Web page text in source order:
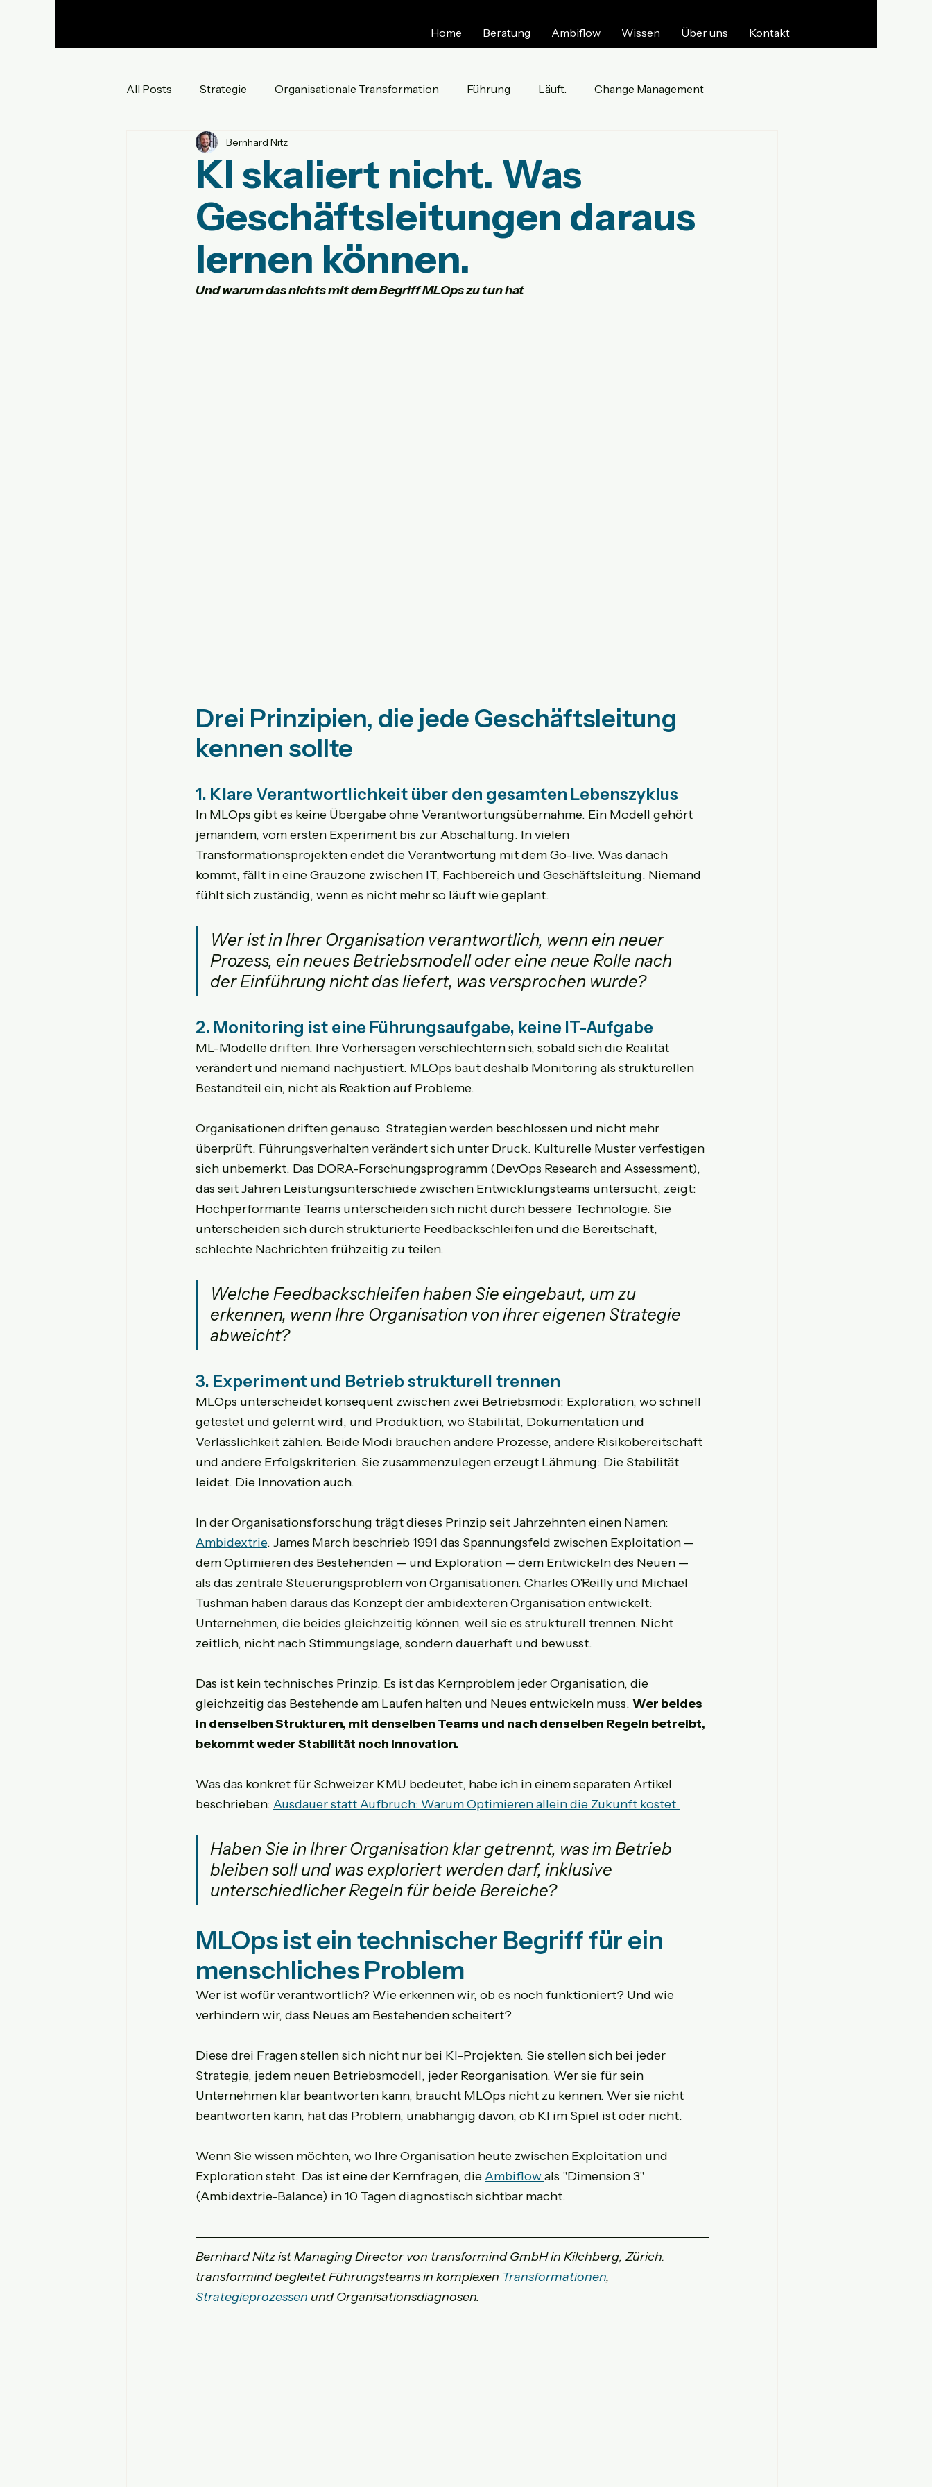
Home Beratung Ambiflow Wissen Über uns Kontakt
All Posts Strategie Organisationale Transformation Führung Läuft. Change Management
Innovation Mindset und Kultur
KI skaliert nicht. Was
Geschäftsleitungen daraus
lernen können.
Bernhard Nitz
Und warum das nichts mit dem Begriff MLOps zu tun hat
Drei Prinzipien, die jede Geschäftsleitung
kennen sollte
1. Klare Verantwortlichkeit über den gesamten Lebenszyklus
In MLOps gibt es keine Übergabe ohne Verantwortungsübernahme. Ein Modell gehört
jemandem, vom ersten Experiment bis zur Abschaltung. In vielen
Transformationsprojekten endet die Verantwortung mit dem Go-live. Was danach
kommt, fällt in eine Grauzone zwischen IT, Fachbereich und Geschäftsleitung. Niemand
fühlt sich zuständig, wenn es nicht mehr so läuft wie geplant.
Wer ist in Ihrer Organisation verantwortlich, wenn ein neuer
Prozess, ein neues Betriebsmodell oder eine neue Rolle nach
der Einführung nicht das liefert, was versprochen wurde?
2. Monitoring ist eine Führungsaufgabe, keine IT-Aufgabe
ML-Modelle driften. Ihre Vorhersagen verschlechtern sich, sobald sich die Realität
verändert und niemand nachjustiert. MLOps baut deshalb Monitoring als strukturellen
Bestandteil ein, nicht als Reaktion auf Probleme.
Organisationen driften genauso. Strategien werden beschlossen und nicht mehr
überprüft. Führungsverhalten verändert sich unter Druck. Kulturelle Muster verfestigen
sich unbemerkt. Das DORA-Forschungsprogramm (DevOps Research and Assessment),
das seit Jahren Leistungsunterschiede zwischen Entwicklungsteams untersucht, zeigt:
Hochperformante Teams unterscheiden sich nicht durch bessere Technologie. Sie
unterscheiden sich durch strukturierte Feedbackschleifen und die Bereitschaft,
schlechte Nachrichten frühzeitig zu teilen.
Welche Feedbackschleifen haben Sie eingebaut, um zu
erkennen, wenn Ihre Organisation von ihrer eigenen Strategie
abweicht?
3. Experiment und Betrieb strukturell trennen
MLOps unterscheidet konsequent zwischen zwei Betriebsmodi: Exploration, wo schnell
getestet und gelernt wird, und Produktion, wo Stabilität, Dokumentation und
Verlässlichkeit zählen. Beide Modi brauchen andere Prozesse, andere Risikobereitschaft
und andere Erfolgskriterien. Sie zusammenzulegen erzeugt Lähmung: Die Stabilität
leidet. Die Innovation auch.
In der Organisationsforschung trägt dieses Prinzip seit Jahrzehnten einen Namen:
Ambidextrie. James March beschrieb 1991 das Spannungsfeld zwischen Exploitation —
dem Optimieren des Bestehenden — und Exploration — dem Entwickeln des Neuen —
als das zentrale Steuerungsproblem von Organisationen. Charles O'Reilly und Michael
Tushman haben daraus das Konzept der ambidexteren Organisation entwickelt:
Unternehmen, die beides gleichzeitig können, weil sie es strukturell trennen. Nicht
zeitlich, nicht nach Stimmungslage, sondern dauerhaft und bewusst.
Das ist kein technisches Prinzip. Es ist das Kernproblem jeder Organisation, die
gleichzeitig das Bestehende am Laufen halten und Neues entwickeln muss. Wer beides
in denselben Strukturen, mit denselben Teams und nach denselben Regeln betreibt,
bekommt weder Stabilität noch Innovation.
Was das konkret für Schweizer KMU bedeutet, habe ich in einem separaten Artikel
beschrieben: Ausdauer statt Aufbruch: Warum Optimieren allein die Zukunft kostet.
Haben Sie in Ihrer Organisation klar getrennt, was im Betrieb
bleiben soll und was exploriert werden darf, inklusive
unterschiedlicher Regeln für beide Bereiche?
MLOps ist ein technischer Begriff für ein
menschliches Problem
Wer ist wofür verantwortlich? Wie erkennen wir, ob es noch funktioniert? Und wie
verhindern wir, dass Neues am Bestehenden scheitert?
Diese drei Fragen stellen sich nicht nur bei KI-Projekten. Sie stellen sich bei jeder
Strategie, jedem neuen Betriebsmodell, jeder Reorganisation. Wer sie für sein
Unternehmen klar beantworten kann, braucht MLOps nicht zu kennen. Wer sie nicht
beantworten kann, hat das Problem, unabhängig davon, ob KI im Spiel ist oder nicht.
Wenn Sie wissen möchten, wo Ihre Organisation heute zwischen Exploitation und
Exploration steht: Das ist eine der Kernfragen, die Ambiflow als "Dimension 3"
(Ambidextrie-Balance) in 10 Tagen diagnostisch sichtbar macht.
Bernhard Nitz ist Managing Director von transformind GmbH in Kilchberg, Zürich.
transformind begleitet Führungsteams in komplexen Transformationen,
Strategieprozessen und Organisationsdiagnosen.